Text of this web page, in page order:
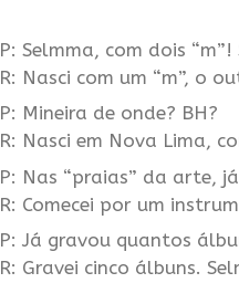
P: Selmma, com dois
R: Nasci com um “m”, o
P: Mineira de onde? BH?
R: Nasci em Nova Lima,
P: Nas “praias” da arte,
R: Comecei por um
P: Já gravou quantos
R: Gravei cinco álbuns.